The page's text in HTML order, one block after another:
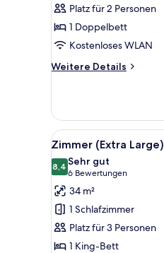
Platz für 2 Personen
1 Doppelbett
Kostenloses WLAN
Weitere Details
Weitere
(Small)
Alle
Fotos
für
Zimmer
(Extra
Large)
anzeigen
7
Zimmer (Extra Large)
8,48,4 von 10
Sehr gut
6 Bewertungen
(6
Bewertungen)
34 m²
1 Schlafzimmer
Platz für 3 Personen
1 King-Bett